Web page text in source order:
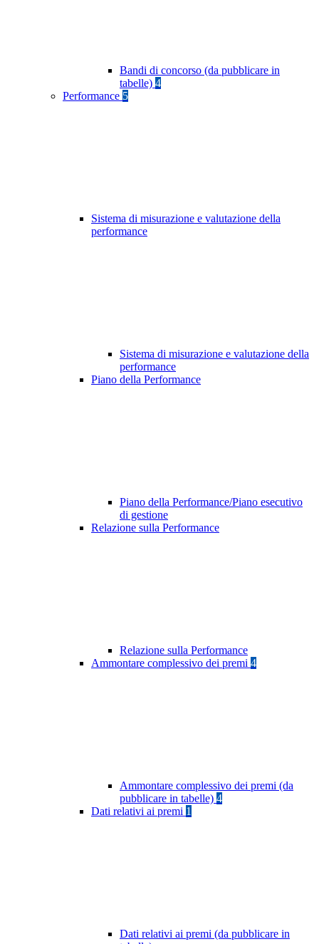
Bandi di concorso (da pubblicare in
tabelle) 4
Performance 5
Sistema di misurazione e valutazione della
performance
Sistema di misurazione e valutazione della
performance
Piano della Performance
Piano della Performance/Piano esecutivo
di gestione
Relazione sulla Performance
Relazione sulla Performance
Ammontare complessivo dei premi 4
Ammontare complessivo dei premi (da
pubblicare in tabelle) 4
Dati relativi ai premi 1
Dati relativi ai premi (da pubblicare in